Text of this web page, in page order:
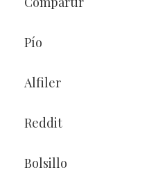
Pío
Alfiler
Reddit
Bolsillo